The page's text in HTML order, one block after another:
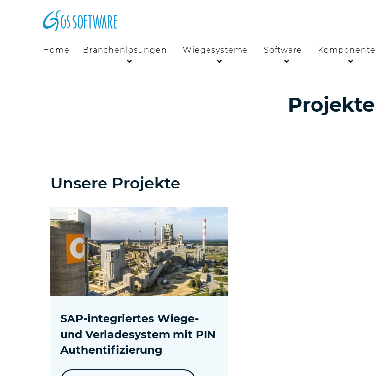
Home Branchenlösungen Wiegesysteme Software Komponente
Projekte
Unsere Projekte
SAP-integriertes Wiege-
und Verladesystem mit PIN
Authentifizierung